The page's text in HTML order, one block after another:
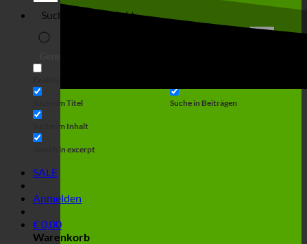
Suche im Titel
Suche im Inhalt
Search in excerpt
Suche in Beiträgen
SALE
Anmelden
€0,00
Warenkorb